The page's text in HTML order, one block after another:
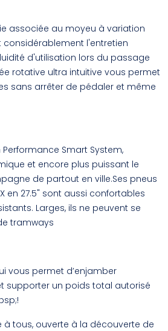
associée au moyeu à variation
considérablement l'entretien
d'utilisation lors du passage
rotative ultra intuitive vous permet
sans arrêter de pédaler et même
Smart System,
et encore plus puissant le
de partout en ville.Ses pneus
en 27.5" sont aussi confortables
Larges, ils ne peuvent se
tramways
vous permet d’enjamber
supporter un poids total autorisé
à tous, ouverte à la découverte de